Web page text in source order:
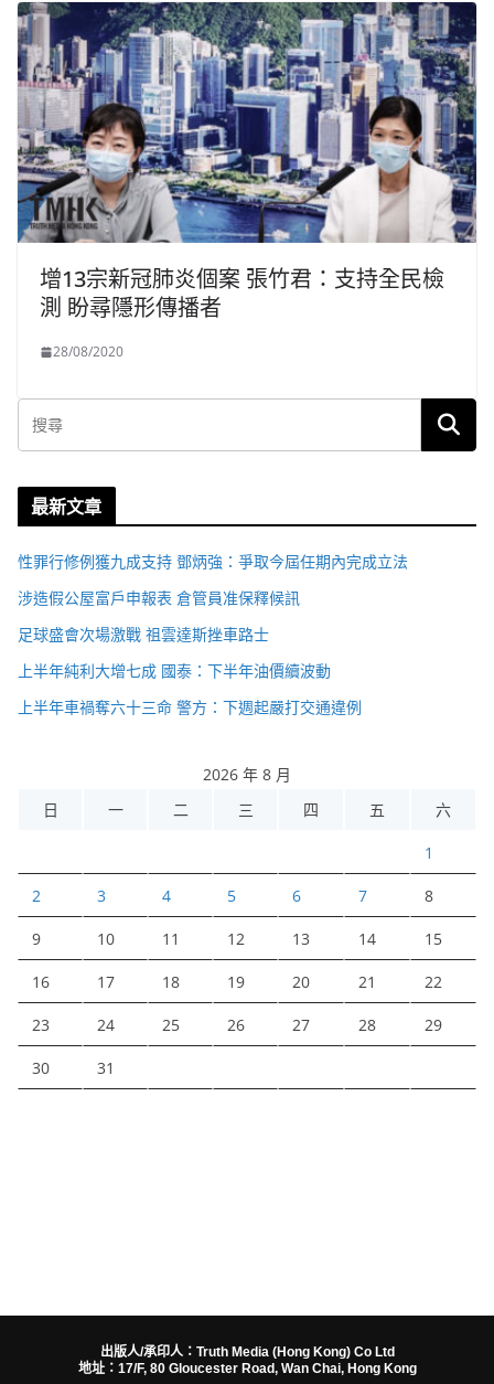
增13宗新冠肺炎個案 張竹君：支持全民檢
測 盼尋隱形傳播者
28/08/2020
最新文章
性罪行修例獲九成支持 鄧炳強：爭取今屆任期內完成立法
涉造假公屋富戶申報表 倉管員准保釋候訊
足球盛會次場激戰 祖雲達斯挫車路士
上半年純利大增七成 國泰：下半年油價續波動
上半年車禍奪六十三命 警方：下週起嚴打交通違例
2026 年 8 月
日
一 二 三 四 五 六
1
2 3 4 5 6 7 8
9 10 11 12 13 14 15
16 17 18 19 20 21 22
23 24 25 26 27 28 29
30 31
出版人/承印人：Truth Media (Hong Kong) Co Ltd
地址：17/F, 80 Gloucester Road, Wan Chai, Hong Kong